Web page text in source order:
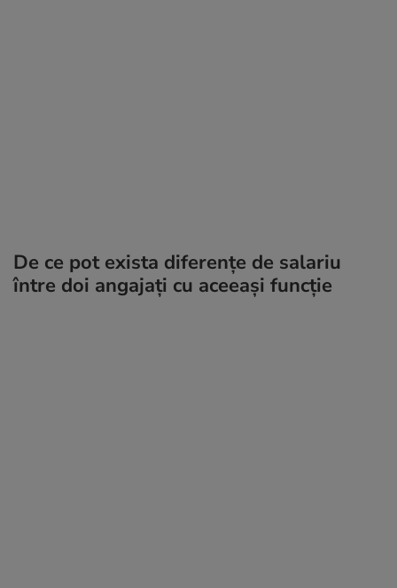
De ce pot exista diferențe de salariu
între doi angajați cu aceeași funcție